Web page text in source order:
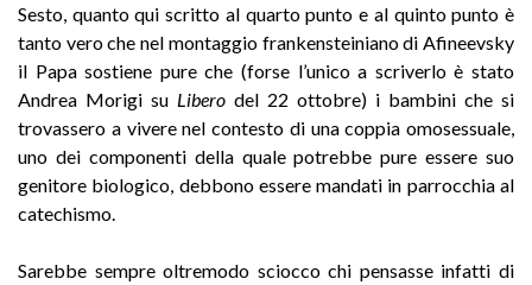
Sesto, quanto qui scritto al quarto punto e al quinto punto è
tanto vero che nel montaggio frankensteiniano di Afineevsky
il Papa sostiene pure che (forse l’unico a scriverlo è stato
Andrea Morigi su Libero del 22 ottobre) i bambini che si
trovassero a vivere nel contesto di una coppia omosessuale,
uno dei componenti della quale potrebbe pure essere suo
genitore biologico, debbono essere mandati in parrocchia al
catechismo.
Sarebbe sempre oltremodo sciocco chi pensasse infatti di